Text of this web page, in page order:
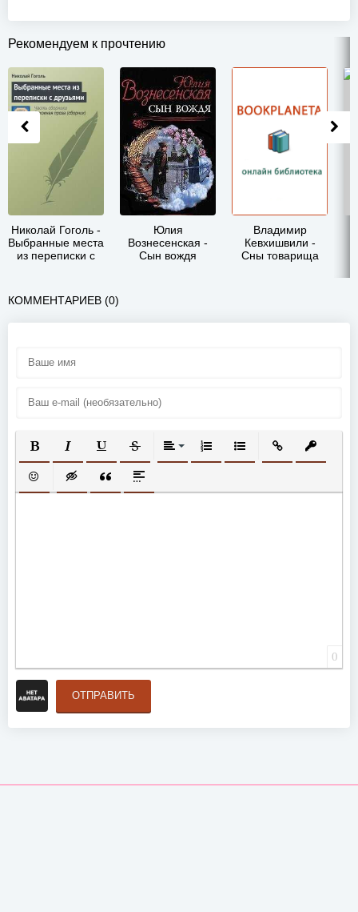
Рекомендуем к прочтению
Николай Гоголь -
Выбранные места
из переписки с
Юлия
Вознесенская -
Сын вождя
Владимир
Кевхишвили -
Сны товарища
КОММЕНТАРИЕВ (0)
ПОЛУЖИРНЫЙ
КУРСИВПОДЧЕРКНУТЫЙ
ЗАЧЕРКНУТЫЙВЫРАВНИВАНИЕ
НУМЕРОВАННЫЙ СПИСОК
МАРКИРОВАННЫЙ
ВСТАВИТЬ
ВСТАВИТЬ СМАЙЛИК
ВСТАВКА СКРЫТОГО ТЕКСТА
ВСТАВКА ЦИТАТЫ
ВСТАВКА СПОЙЛЕРА
0
ОТПРАВИТЬ